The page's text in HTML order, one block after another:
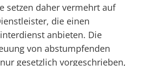
setzen daher vermehrt auf
die einen
anbieten. Die
von abstumpfenden
gesetzlich vorgeschrieben,